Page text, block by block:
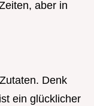
aber in
Denk
ein glücklicher